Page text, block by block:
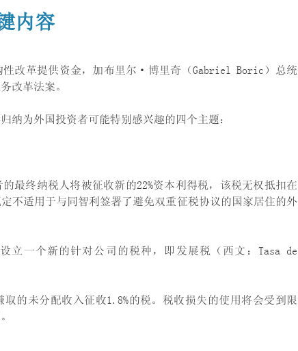
内容
性改革提供资金，加布里尔·博里奇（Gabriel Boric）总统
改革法案。
纳为外国投资者可能特别感兴趣的四个主题：
最终纳税人将被征收新的22%资本利得税，该税无权抵扣在
不适用于与同智利签署了避免双重征税协议的国家居住的外
设立一个新的针对公司的税种，即发展税（西文：Tasa de
的未分配收入征收1.8%的税。税收损失的使用将会受到限